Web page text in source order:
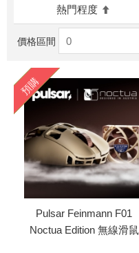
熱門程度
價格區間
預購
Pulsar Feinmann F01
Noctua Edition 無線滑鼠